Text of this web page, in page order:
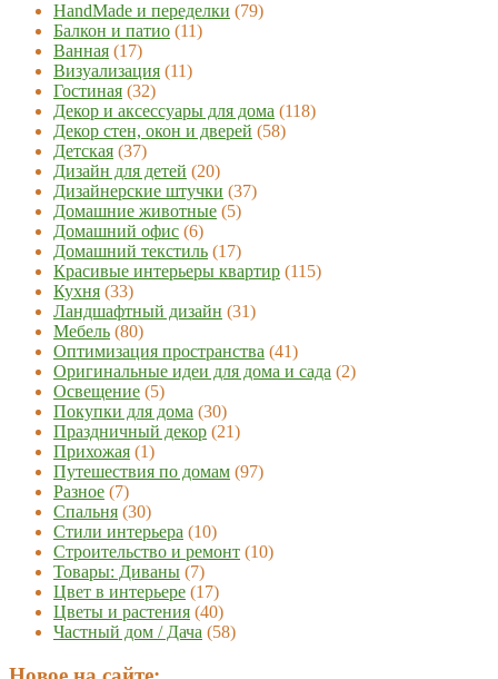
HandMade и переделки (79)
Балкон и патио (11)
Ванная (17)
Визуализация (11)
Гостиная (32)
Декор и аксессуары для дома (118)
Декор стен, окон и дверей (58)
Детская (37)
Дизайн для детей (20)
Дизайнерские штучки (37)
Домашние животные (5)
Домашний офис (6)
Домашний текстиль (17)
Красивые интерьеры квартир (115)
Кухня (33)
Ландшафтный дизайн (31)
Мебель (80)
Оптимизация пространства (41)
Оригинальные идеи для дома и сада (2)
Освещение (5)
Покупки для дома (30)
Праздничный декор (21)
Прихожая (1)
Путешествия по домам (97)
Разное (7)
Спальня (30)
Стили интерьера (10)
Строительство и ремонт (10)
Товары: Диваны (7)
Цвет в интерьере (17)
Цветы и растения (40)
Частный дом / Дача (58)